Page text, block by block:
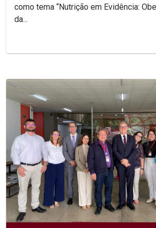
como tema “Nutrição em Evidência:
da...